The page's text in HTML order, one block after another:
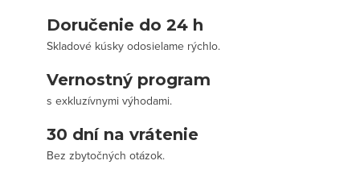
Doručenie do 24 h
Skladové kúsky odosielame rýchlo.
Vernostný program
s exkluzívnymi výhodami.
30 dní na vrátenie
Bez zbytočných otázok.